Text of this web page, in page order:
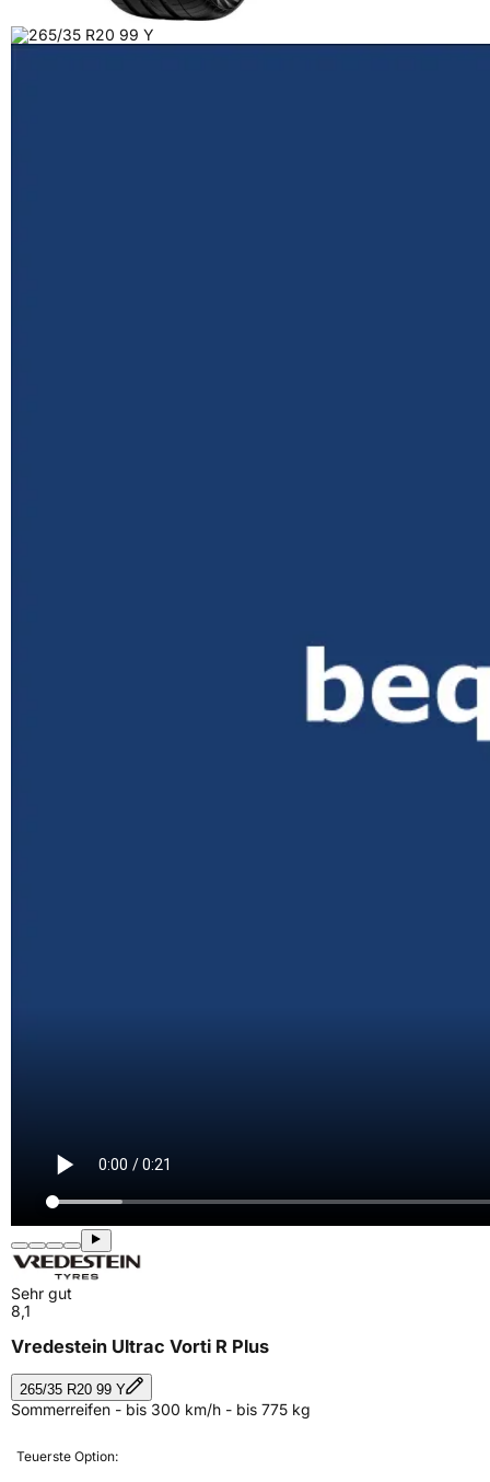
Sehr gut
8,1
Vredestein Ultrac Vorti R Plus
265/35 R20 99 Y
Sommerreifen - bis 300 km/h - bis 775 kg
Teuerste Option: